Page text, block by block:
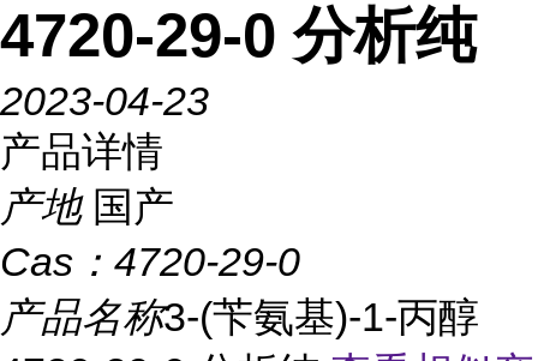
4720-29-0 分析纯
2023-04-23
产品详情
产地 国产
Cas： 4720-29-0
产品名称3-(苄氨基)-1-丙醇